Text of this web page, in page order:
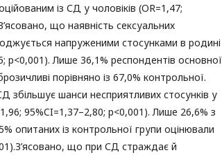
із СД у чоловіків (OR=1,47;
що наявність сексуальних
напруженими стосунками в родині
р<0,001). Лише 36,1% респондентів основної
порівняно із 67,0% контрольної.
збільшує шанси несприятливих стосунків у
95%CI=1,37–2,80; р<0,001). Лише 26,6% з
опитаних із контрольної групи оцінювали
що при СД страждає й